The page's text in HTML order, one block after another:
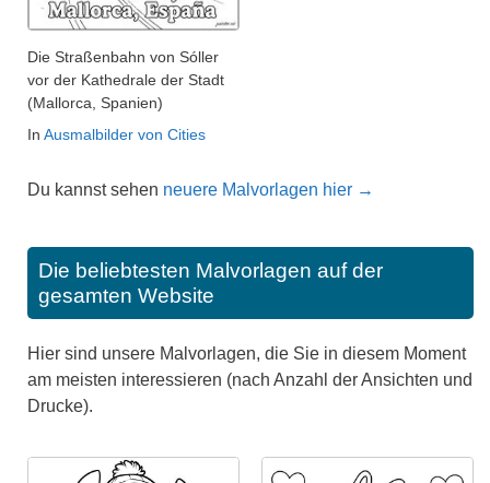
Die Straßenbahn von Sóller
vor der Kathedrale der Stadt
(Mallorca, Spanien)
In Ausmalbilder von Cities
Du kannst sehen neuere Malvorlagen hier →
Die beliebtesten Malvorlagen auf der
gesamten Website
Hier sind unsere Malvorlagen, die Sie in diesem Moment
am meisten interessieren (nach Anzahl der Ansichten und
Drucke).